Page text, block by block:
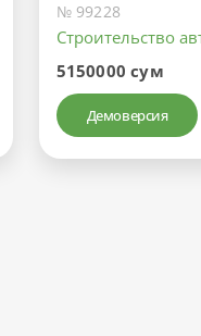
№ 99228
Строительство
5150000 сум
Демоверсия